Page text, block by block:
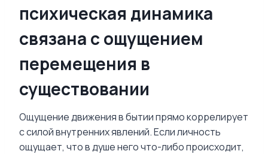
психическая динамика
связана с ощущением
перемещения в
существовании
Ощущение движения в бытии прямо коррелирует
с силой внутренних явлений. Если личность
ощущает, что в душе него что-либо происходит,